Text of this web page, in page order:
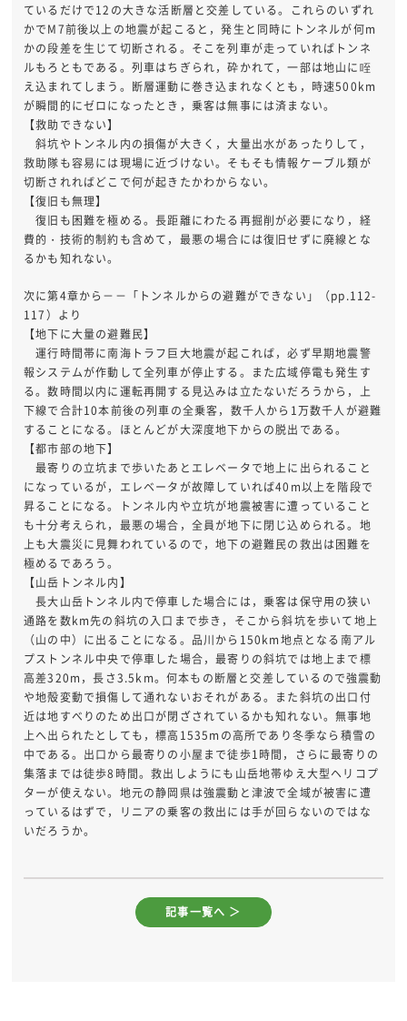
ているだけで12の大きな活断層と交差している。これらのいずれ
かでM7前後以上の地震が起こると，発生と同時にトンネルが何m
かの段差を生じて切断される。そこを列車が走っていればトンネ
ルもろともである。列車はちぎられ，砕かれて，一部は地山に咥
え込まれてしまう。断層運動に巻き込まれなくとも，時速500km
が瞬間的にゼロになったとき，乗客は無事には済まない。
【救助できない】
斜坑やトンネル内の損傷が大きく，大量出水があったりして，
救助隊も容易には現場に近づけない。そもそも情報ケーブル類が
切断されればどこで何が起きたかわからない。
【復旧も無理】
復旧も困難を極める。長距離にわたる再掘削が必要になり，経
費的・技術的制約も含めて，最悪の場合には復旧せずに廃線とな
るかも知れない。
次に第4章から－－「トンネルからの避難ができない」（pp.112-
117）より
【地下に大量の避難民】
運行時間帯に南海トラフ巨大地震が起これば，必ず早期地震警
報システムが作動して全列車が停止する。また広域停電も発生す
る。数時間以内に運転再開する見込みは立たないだろうから，上
下線で合計10本前後の列車の全乗客，数千人から1万数千人が避難
することになる。ほとんどが大深度地下からの脱出である。
【都市部の地下】
最寄りの立坑まで歩いたあとエレベータで地上に出られること
になっているが，エレベータが故障していれば40m以上を階段で
昇ることになる。トンネル内や立坑が地震被害に遭っていること
も十分考えられ，最悪の場合，全員が地下に閉じ込められる。地
上も大震災に見舞われているので，地下の避難民の救出は困難を
極めるであろう。
【山岳トンネル内】
長大山岳トンネル内で停車した場合には，乗客は保守用の狭い
通路を数km先の斜坑の入口まで歩き，そこから斜坑を歩いて地上
（山の中）に出ることになる。品川から150km地点となる南アル
プストンネル中央で停車した場合，最寄りの斜坑では地上まで標
高差320m，長さ3.5km。何本もの断層と交差しているので強震動
や地殻変動で損傷して通れないおそれがある。また斜坑の出口付
近は地すべりのため出口が閉ざされているかも知れない。無事地
上へ出られたとしても，標高1535mの高所であり冬季なら積雪の
中である。出口から最寄りの小屋まで徒歩1時間，さらに最寄りの
集落までは徒歩8時間。救出しようにも山岳地帯ゆえ大型ヘリコプ
ターが使えない。地元の静岡県は強震動と津波で全域が被害に遭
っているはずで，リニアの乗客の救出には手が回らないのではな
いだろうか。
記事一覧へ ＞